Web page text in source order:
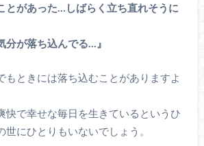
とがあった…しばらく立ち直れそうに
分が落ち込んでる…』
もときには落ち込むことがありますよ
快で幸せな毎日を生きているというひ
世にひとりもいないでしょう。